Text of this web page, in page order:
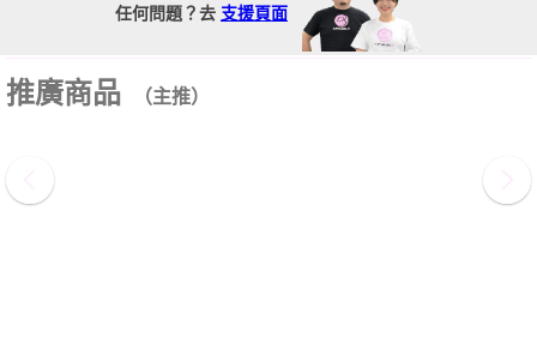
任何問題？去 支援頁面
推廣商品 （主推）